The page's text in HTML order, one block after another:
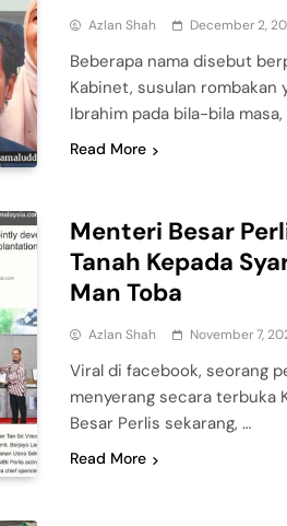
Azlan Shah December 2,
Beberapa nama disebut
Kabinet, susulan rombakan
Ibrahim pada bila-bila masa,
Read More
Menteri Besar
Tanah Kepada
Man Toba
Azlan Shah November 7,
Viral di facebook, seorang
menyerang secara terbuka
Besar Perlis sekarang, …
Read More